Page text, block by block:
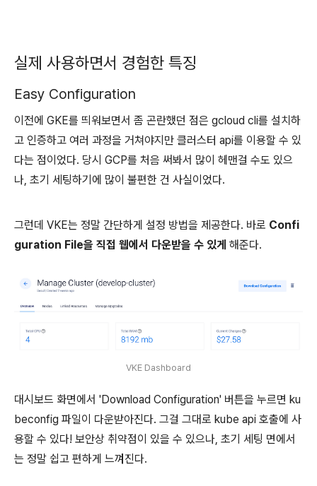
실제 사용하면서 경험한 특징
Easy Configuration
이전에 GKE를 띄워보면서 좀 곤란했던 점은 gcloud cli를 설치하
고 인증하고 여러 과정을 거쳐야지만 클러스터 api를 이용할 수 있
다는 점이었다. 당시 GCP를 처음 써봐서 많이 헤맨걸 수도 있으
나, 초기 세팅하기에 많이 불편한 건 사실이었다.
그런데 VKE는 정말 간단하게 설정 방법을 제공한다. 바로 Confi
guration File을 직접 웹에서 다운받을 수 있게 해준다.
VKE Dashboard
대시보드 화면에서 'Download Configuration' 버튼을 누르면 ku
beconfig 파일이 다운받아진다. 그걸 그대로 kube api 호출에 사
용할 수 있다! 보안상 취약점이 있을 수 있으나, 초기 세팅 면에서
는 정말 쉽고 편하게 느껴진다.